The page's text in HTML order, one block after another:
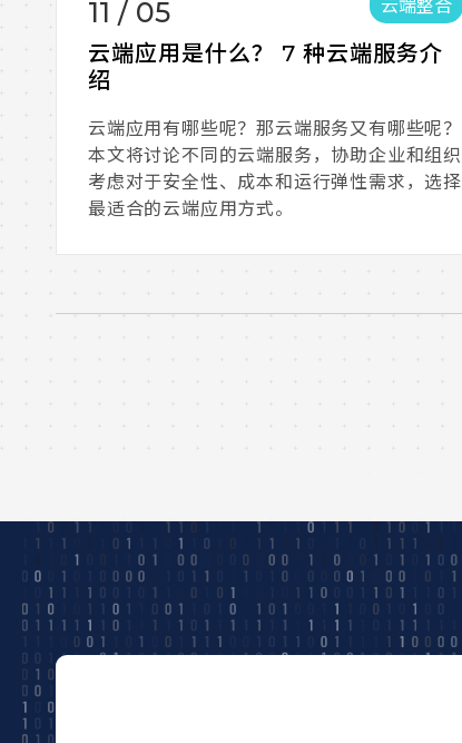
11 / 05 云端整合
云端应用是什么？ 7 种云端服务介
绍
云端应用有哪些呢？那云端服务又有哪些呢？
本文将讨论不同的云端服务，协助企业和组织
考虑对于安全性、成本和运行弹性需求，选择
最适合的云端应用方式。